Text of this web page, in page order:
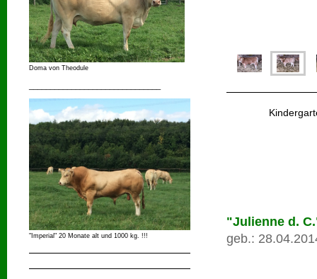
Doma von Theodule
"Imperial" 20 Monate alt und 1000 kg. !!!
"Julienne d.
geb.: